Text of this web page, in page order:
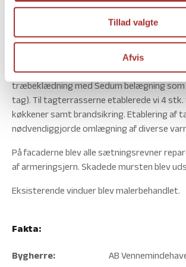
Tillad valgte
Afvis
Vi har udskiftet taget med nye teglsten,
140 m² solceller. Desuden blev der
hætter og nedløb.
I forbindelse med tagudskiftningen blev der
tagterrasser på 110 m² . Terrasserne blev
træbeklædning med Sedum belægning
tag). Til tagterrasserne etablerede vi 4
køkkener samt brandsikring. Etablering af
nødvendiggjorde omlægning af diverse
På facaderne blev alle sætningsrevner
af armeringsjern. Skadede mursten blev
Eksisterende vinduer blev malerbehandlet.
Fakta:
Bygherre:
AB